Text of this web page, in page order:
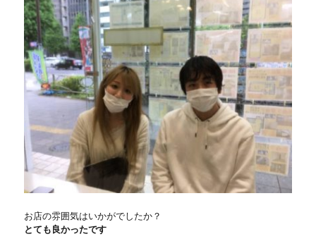
お店の雰囲気はいかがでしたか？
とても良かったです